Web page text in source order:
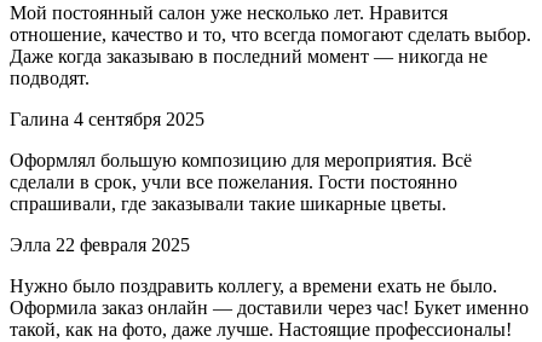
Мой постоянный салон уже несколько лет. Нравится
отношение, качество и то, что всегда помогают сделать выбор.
Даже когда заказываю в последний момент — никогда не
подводят.
Галина 4 сентября 2025
Оформлял большую композицию для мероприятия. Всё
сделали в срок, учли все пожелания. Гости постоянно
спрашивали, где заказывали такие шикарные цветы.
Элла 22 февраля 2025
Нужно было поздравить коллегу, а времени ехать не было.
Оформила заказ онлайн — доставили через час! Букет именно
такой, как на фото, даже лучше. Настоящие профессионалы!